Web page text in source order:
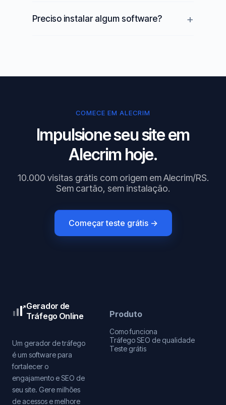
Preciso instalar algum software?
COMECE EM ALECRIM
Impulsione seu site em
Alecrim hoje.
10.000 visitas grátis com origem em Alecrim/RS.
Sem cartão, sem instalação.
Começar teste grátis →
Gerador de
Tráfego Online
Um gerador de tráfego
é um software para
fortalecer o
engajamento e SEO de
seu site. Gere milhões
de acessos e melhore
Produto
Como funciona
Tráfego SEO de qualidade
Teste grátis